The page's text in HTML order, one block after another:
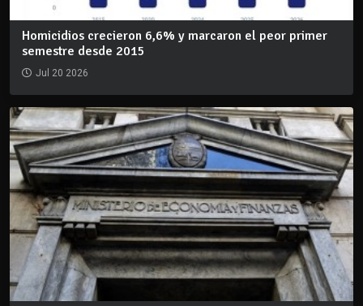
Homicidios crecieron 6,6% y marcaron el peor primer
semestre desde 2015
Jul 20 2026